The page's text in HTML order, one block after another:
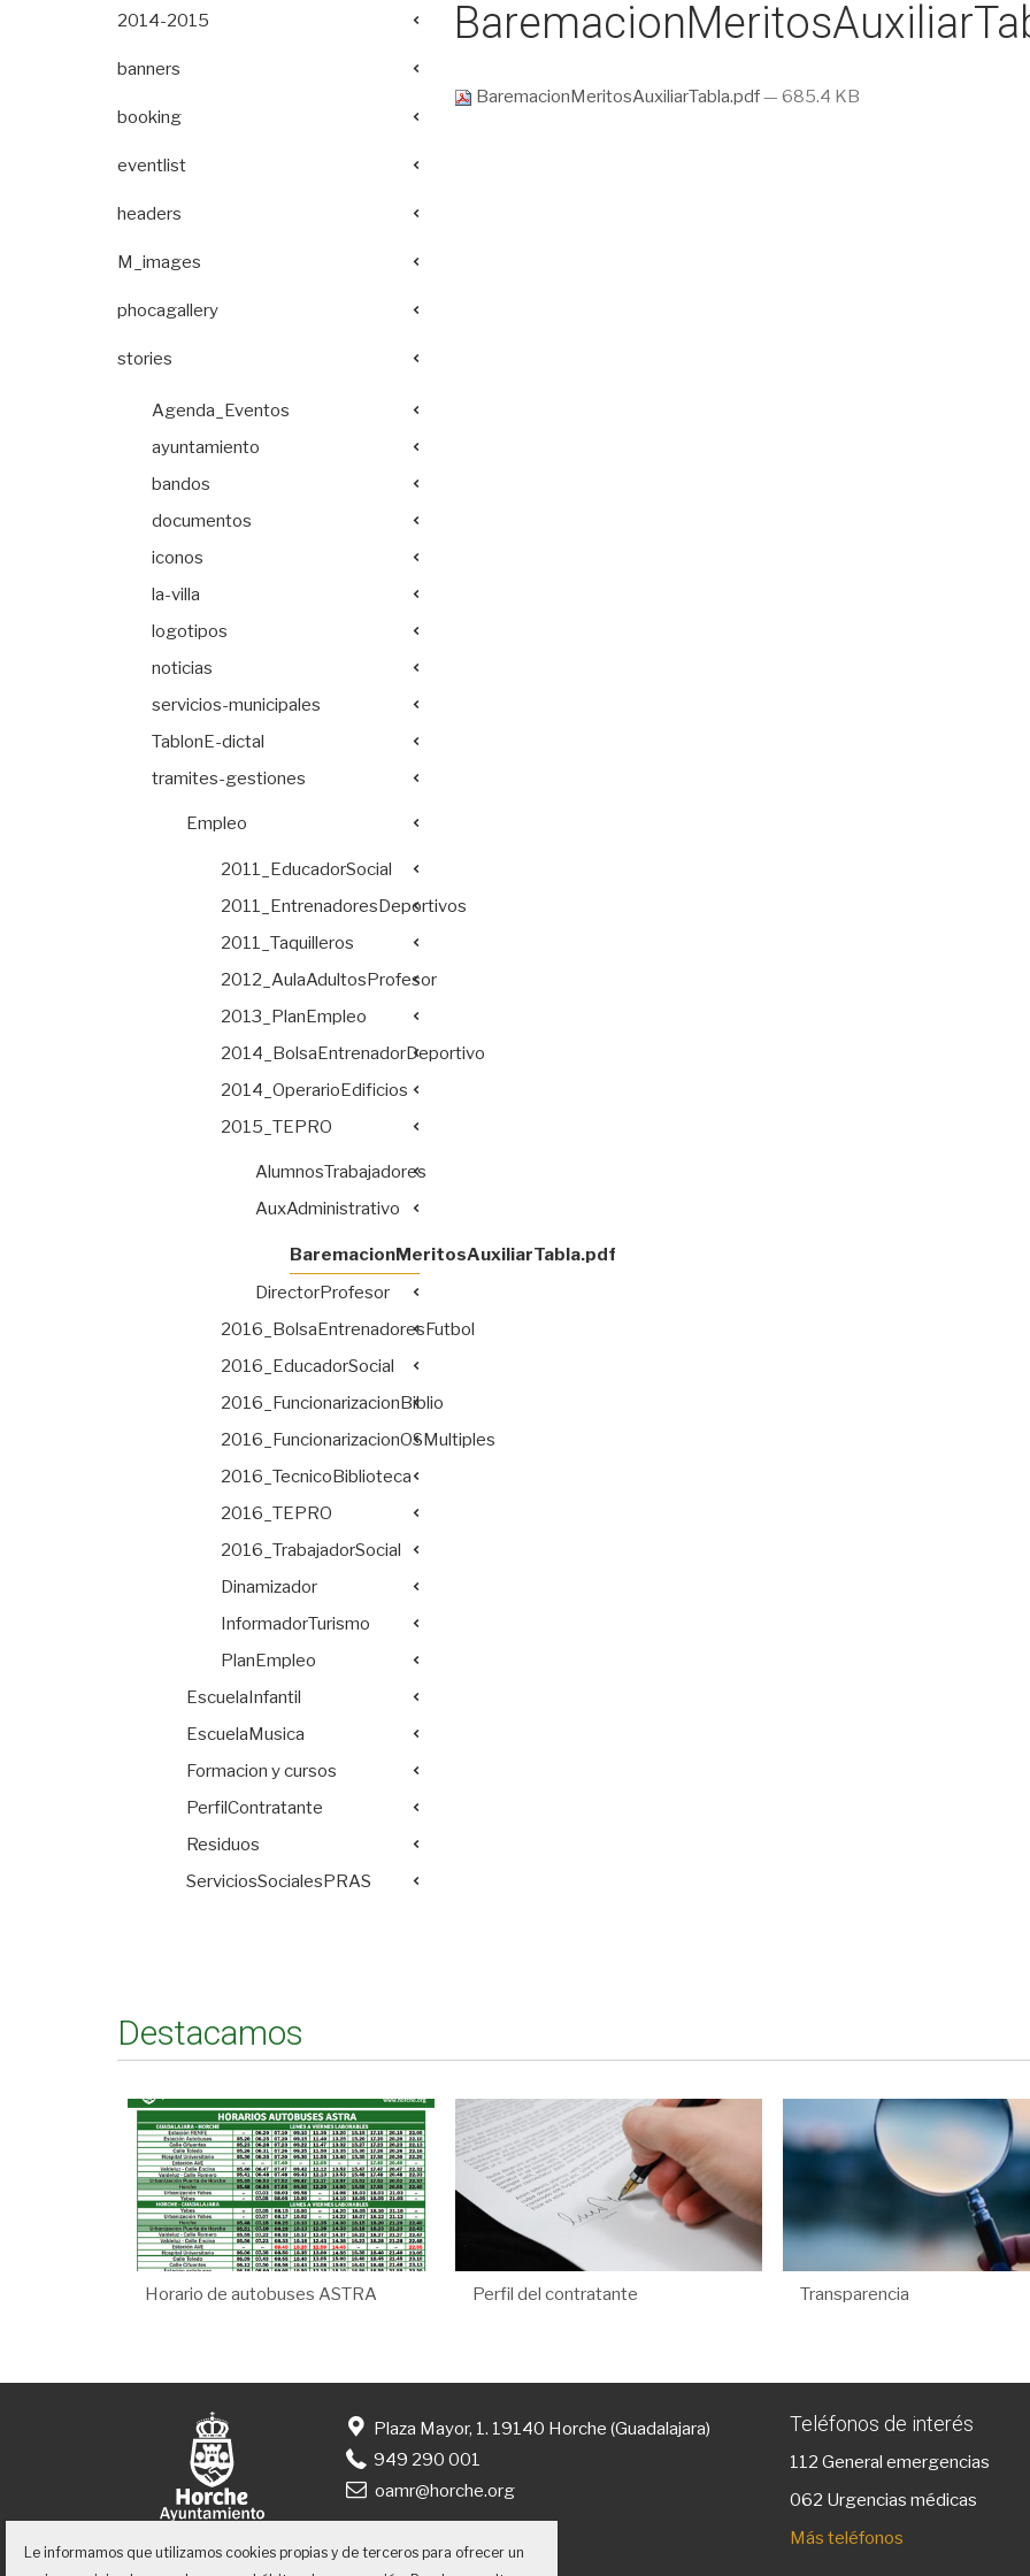
BaremacionMeritosAuxiliarTabla.pdf— 685.4 KB
2014-2015
banners
booking
eventlist
headers
M_images
phocagallery
stories
Agenda_Eventos
ayuntamiento
bandos
documentos
iconos
la-villa
logotipos
noticias
servicios-municipales
TablonE-dictal
tramites-gestiones
Empleo
2011_EducadorSocial
2011_EntrenadoresDeportivos
2011_Taquilleros
2012_AulaAdultosProfesor
2013_PlanEmpleo
2014_BolsaEntrenadorDeportivo
2014_OperarioEdificios
2015_TEPRO
AlumnosTrabajadores
AuxAdministrativo
BaremacionMeritosAuxiliarTabla.pdf
DirectorProfesor
2016_BolsaEntrenadoresFutbol
2016_EducadorSocial
2016_FuncionarizacionBiblio
2016_FuncionarizacionOSMultiples
2016_TecnicoBiblioteca
2016_TEPRO
2016_TrabajadorSocial
Dinamizador
InformadorTurismo
PlanEmpleo
EscuelaInfantil
EscuelaMusica
Formacion y cursos
PerfilContratante
Residuos
ServiciosSocialesPRAS
Destacamos
Horario de autobuses ASTRA Perfil del contratante Transparencia
Plaza Mayor, 1. 19140 Horche (Guadalajara)
949 290 001
oamr@horche.org
Teléfonos de interés
112 General emergencias
062 Urgencias médicas
Más teléfonos
Le informamos que utilizamos cookies propias y de terceros para ofrecer un